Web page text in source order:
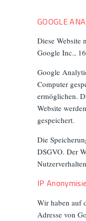
GOOGLE
Diese Website
Google Inc.,
Google
Computer
ermöglichen.
Website
gespeichert.
Die
DSGVO. Der
IP
Wir haben auf
Adresse von